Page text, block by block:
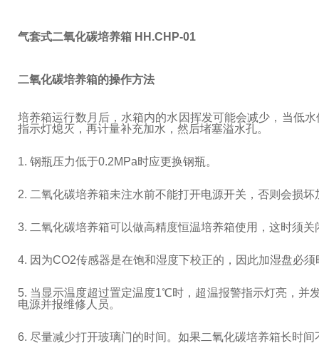
气套式二氧化碳培养箱 HH.CHP-01
二氧化碳培养箱的操作方法
培养箱运行数月后，水箱内的水因挥发可能会减少，当低
指示灯熄灭，再计量补充加水，然后堵塞溢水孔。
1. 钢瓶压力低于0.2MPa时应更换钢瓶。
2. 二氧化碳培养箱未注水前不能打开电源开关，否则会损坏
3. 二氧化碳培养箱可以做高精度恒温培养箱使用，这时须
4. 因为CO2传感器是在饱和湿度下校正的，因此加湿盘必
5. 当显示温度超过置定温度1℃时，超温报警指示灯亮，并
电源并报维修人员。
6. 尽量减少打开玻璃门的时间。如果二氧化碳培养箱长时